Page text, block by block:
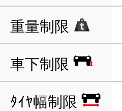
重量制限
車下制限
ﾀｲﾔ幅制限